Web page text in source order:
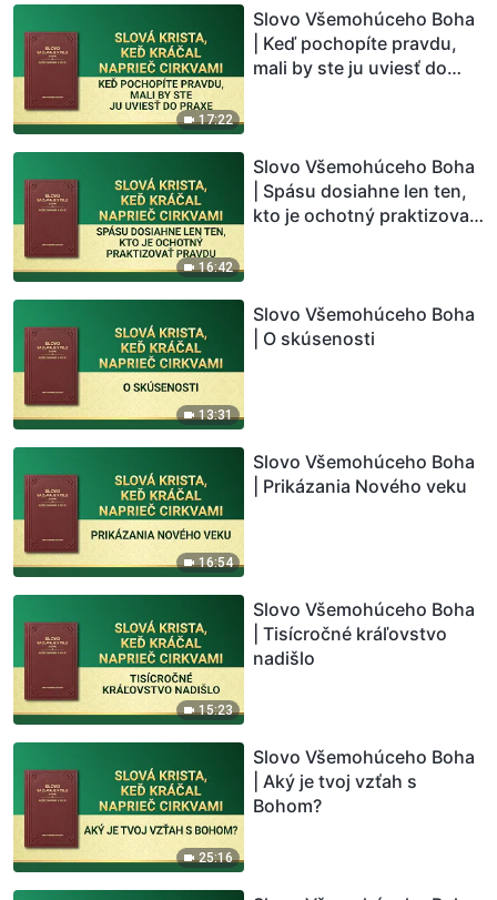
17:22
Slovo Všemohúceho Boha
| Keď pochopíte pravdu,
mali by ste ju uviesť do
16:42
Slovo Všemohúceho Boha
| Spásu dosiahne len ten,
kto je ochotný praktizovať
13:31
Slovo Všemohúceho Boha
| O skúsenosti
16:54
Slovo Všemohúceho Boha
| Prikázania Nového veku
15:23
Slovo Všemohúceho Boha
| Tisícročné kráľovstvo
nadišlo
25:16
Slovo Všemohúceho Boha
| Aký je tvoj vzťah s
Bohom?